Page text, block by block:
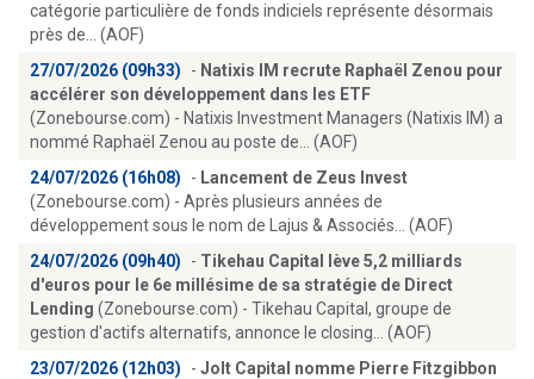
catégorie particulière de fonds indiciels représente désormais
près de... (AOF)
27/07/2026 (09h33)
- Natixis IM recrute Raphaël Zenou pour
accélérer son développement dans les ETF
(Zonebourse.com) - Natixis Investment Managers (Natixis IM) a
nommé Raphaël Zenou au poste de... (AOF)
24/07/2026 (16h08)
- Lancement de Zeus Invest
(Zonebourse.com) - Après plusieurs années de
développement sous le nom de Lajus & Associés... (AOF)
24/07/2026 (09h40)
- Tikehau Capital lève 5,2 milliards
d'euros pour le 6e millésime de sa stratégie de Direct
Lending (Zonebourse.com) - Tikehau Capital, groupe de
gestion d'actifs alternatifs, annonce le closing... (AOF)
23/07/2026 (12h03)
- Jolt Capital nomme Pierre Fitzgibbon